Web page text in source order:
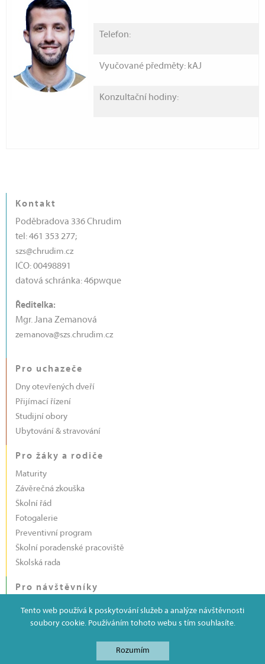
Telefon:
Vyučované předměty: kAJ
Konzultační hodiny:
Kontakt
Poděbradova 336 Chrudim
tel: 461 353 277;
szs@chrudim.cz
IČO: 00498891
datová schránka: 46pwque
Ředitelka:
Mgr. Jana Zemanová
zemanova@szs.chrudim.cz
Pro uchazeče
Dny otevřených dveří
Přijímací řízení
Studijní obory
Ubytování & stravování
Pro žáky a rodiče
Maturity
Závěrečná zkouška
Školní řád
Fotogalerie
Preventivní program
Školní poradenské pracoviště
Školská rada
Pro návštěvníky
Kvalifikační kurz pro pracovníky v sociálních službách
Hrou proti AIDS
Tento web používá k poskytování služeb a analýze návštěvnosti
soubory cookie. Používáním tohoto webu s tím souhlasíte.
Rozumím